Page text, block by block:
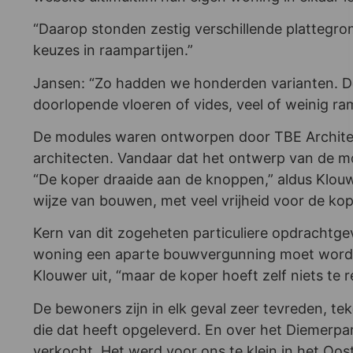
“Daarop stonden zestig verschillende
keuzes in raampartijen.”
Jansen: “Zo hadden we honderden varianten.
doorlopende vloeren of vides, veel of weinig
De modules waren ontworpen door TBE
architecten. Vandaar dat het ontwerp van de
“De koper draaide aan de knoppen,” aldus
wijze van bouwen, met veel vrijheid voor de
Kern van dit zogeheten particuliere
woning een aparte bouwvergunning moet
Klouwer uit, “maar de koper hoeft zelf niets te
De bewoners zijn in elk geval zeer tevreden,
die dat heeft opgeleverd. En over het